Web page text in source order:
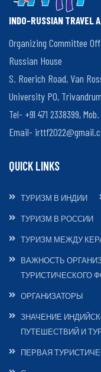
ТУРИСТИЧЕСКОГО
ФОРУМА
В
ПЕРВАЯ
ТУРИСТИЧЕСКАЯ
А
М
ЗНАЧЕНИЕ
ИНДИЙСКО-
РОССИЙСКОЙ
ПУТЕШЕСТВИЙ
ТУРИЗМА
INDO-RUSSIAN TRAVEL
Organizing Committee
Russian House
S. Roerich Road, Van
University PO,
Tel- +91 471 2338399,
Email-
QUICK LINKS
ТУРИЗМ В ИНДИИ
ТУРИЗМ В РОССИИ
ТУРИЗМ МЕЖДУ
ВАЖНОСТЬ
ТУРИСТИЧЕСКОГО
ОРГАНИЗАТОРЫ
ЗНАЧЕНИЕ
ПУТЕШЕСТВИЙ И
ПЕРВАЯ